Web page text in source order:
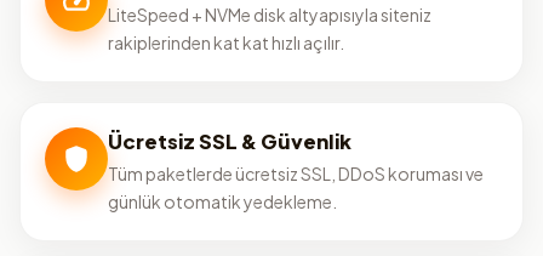
LiteSpeed + NVMe disk altyapısıyla siteniz
rakiplerinden kat kat hızlı açılır.
Ücretsiz SSL & Güvenlik
Tüm paketlerde ücretsiz SSL, DDoS koruması ve
günlük otomatik yedekleme.